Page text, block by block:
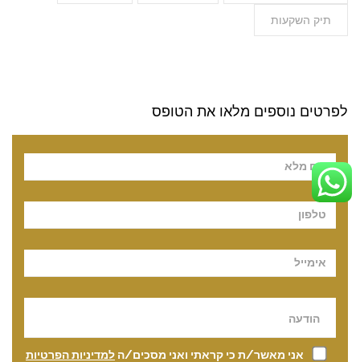
תיק השקעות
לפרטים נוספים מלאו את הטופס
אני מאשר/ת כי קראתי ואני מסכים/ה למדיניות הפרטיות